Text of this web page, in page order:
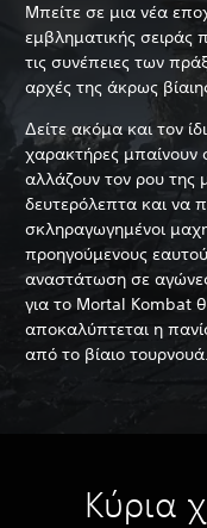
Μπείτε σε μια νέα
εμβληματικής σειράς
τις συνέπειες των
αρχές της άκρως
Δείτε ακόμα και τον
χαρακτήρες μπαίνουν
αλλάζουν τον ρου της
δευτερόλεπτα και να
σκληραγωγημένοι
προηγούμενους
αναστάτωση σε
για το Mortal Kombat
αποκαλύπτεται η
από το βίαιο τουρνουά.
Κύρια